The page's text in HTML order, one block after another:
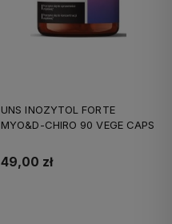
UNS INOZYTOL FORTE
MYO&D-CHIRO 90 VEGE CAPS
49,00 zł